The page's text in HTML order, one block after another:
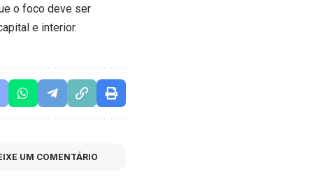
o foco deve ser
e interior.
UM COMENTÁRIO